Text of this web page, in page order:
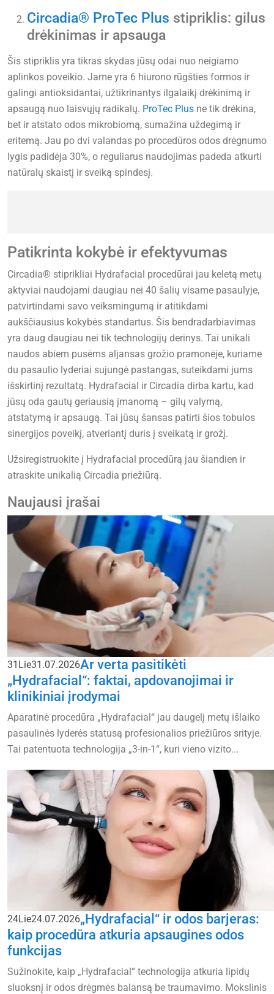
Circadia® ProTec Plus stipriklis: gilus
drėkinimas ir apsauga
Šis stipriklis yra tikras skydas jūsų odai nuo neigiamo
aplinkos poveikio. Jame yra 6 hiurono rūgšties formos ir
galingi antioksidantai, užtikrinantys ilgalaikį drėkinimą ir
apsaugą nuo laisvųjų radikalų. ProTec Plus ne tik drėkina,
bet ir atstato odos mikrobiomą, sumažina uždegimą ir
eritemą. Jau po dvi valandas po procedūros odos drėgnumo
lygis padidėja 30%, o reguliarus naudojimas padeda atkurti
natūralų skaistį ir sveiką spindesį.
Patikrinta kokybė ir efektyvumas
Circadia® stiprikliai Hydrafacial procedūrai jau keletą metų
aktyviai naudojami daugiau nei 40 šalių visame pasaulyje,
patvirtindami savo veiksmingumą ir atitikdami
aukščiausius kokybės standartus. Šis bendradarbiavimas
yra daug daugiau nei tik technologijų derinys. Tai unikali
naudos abiem pusėms aljansas grožio pramonėje, kuriame
du pasaulio lyderiai sujungė pastangas, suteikdami jums
išskirtinį rezultatą. Hydrafacial ir Circadia dirba kartu, kad
jūsų oda gautų geriausią įmanomą – gilų valymą,
atstatymą ir apsaugą. Tai jūsų šansas patirti šios tobulos
sinergijos poveikį, atveriantį duris į sveikatą ir grožį.
Užsiregistruokite į Hydrafacial procedūrą jau šiandien ir
atraskite unikalią Circadia priežiūrą.
Naujausi įrašai
31 Lie31.07.2026Ar verta pasitikėti
„Hydrafacial“: faktai, apdovanojimai ir
klinikiniai įrodymai
Aparatinė procedūra „Hydrafacial“ jau daugelį metų išlaiko
pasaulinės lyderės statusą profesionalios priežiūros srityje.
Tai patentuota technologija „3-in-1“, kuri vieno vizito...
24Lie24.07.2026„Hydrafacial“ ir odos barjeras:
kaip procedūra atkuria apsaugines odos
funkcijas
Sužinokite, kaip „Hydrafacial“ technologija atkuria lipidų
sluoksnį ir odos drėgmės balansą be traumavimo. Mokslinis